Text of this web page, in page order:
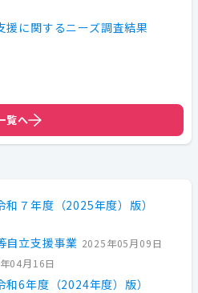
援に関するニーズ調査結果
覧へ
７年度（2025年度）版）
自立支援事業 2025年05月09日
04月16日
6年度（2024年度）版）